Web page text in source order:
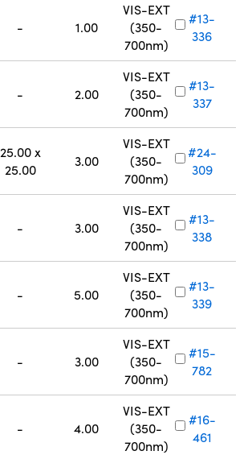
- 1.00
VIS-EXT
(350-
700nm)
#13-
336
- 2.00
VIS-EXT
(350-
700nm)
#13-
337
25.00 x
25.00
3.00
VIS-EXT
(350-
700nm)
#24-
309
- 3.00
VIS-EXT
(350-
700nm)
#13-
338
- 5.00
VIS-EXT
(350-
700nm)
#13-
339
- 3.00
VIS-EXT
(350-
700nm)
#15-
782
- 4.00
VIS-EXT
(350-
700nm)
#16-
461